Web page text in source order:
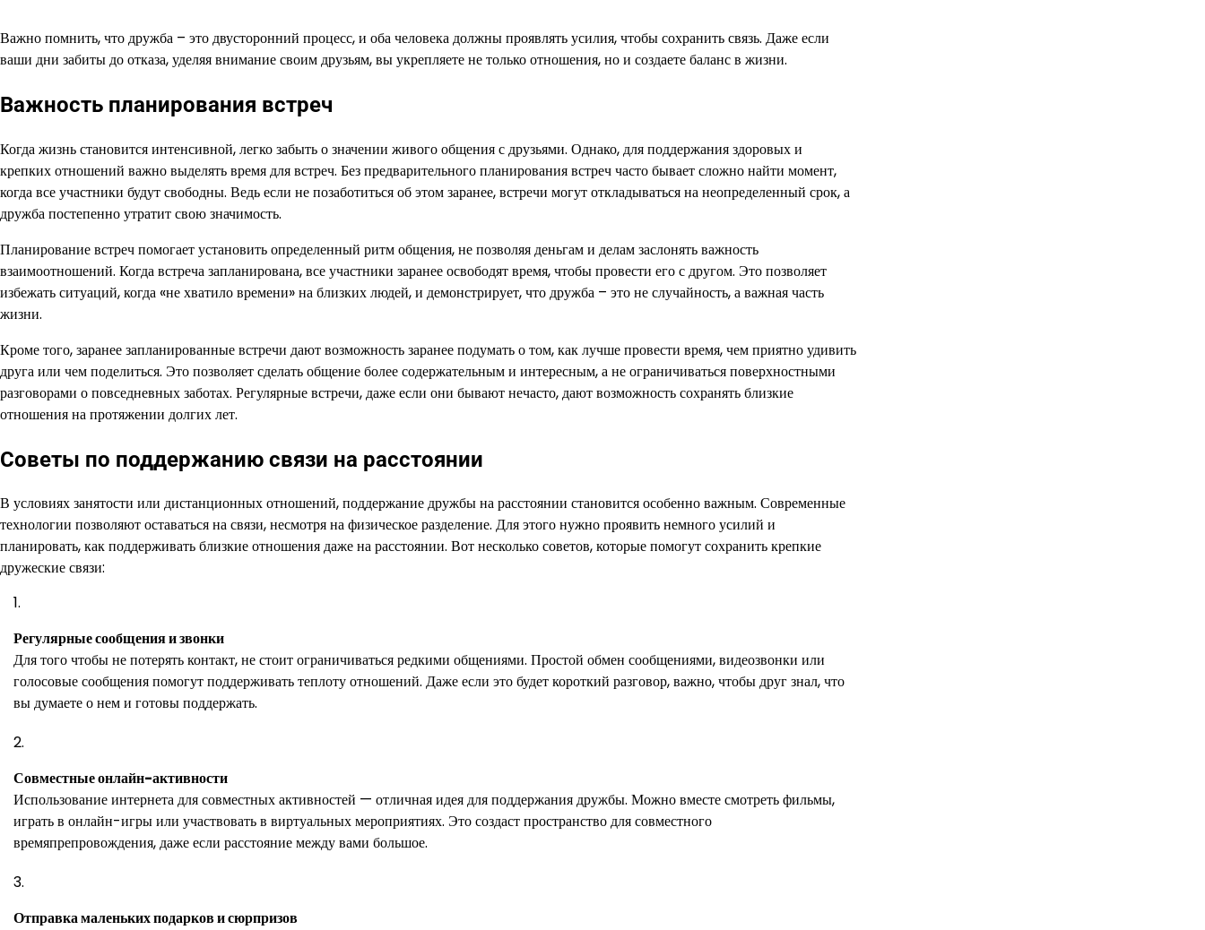
Важно помнить, что дружба – это двусторонний процесс, и оба человека должны проявлять усилия, чтобы сохранить связь. Даже если
ваши дни забиты до отказа, уделяя внимание своим друзьям, вы укрепляете не только отношения, но и создаете баланс в жизни.
Важность планирования встреч
Когда жизнь становится интенсивной, легко забыть о значении живого общения с друзьями. Однако, для поддержания здоровых и
крепких отношений важно выделять время для встреч. Без предварительного планирования встреч часто бывает сложно найти момент,
когда все участники будут свободны. Ведь если не позаботиться об этом заранее, встречи могут откладываться на неопределенный срок, а
дружба постепенно утратит свою значимость.
Планирование встреч помогает установить определенный ритм общения, не позволяя деньгам и делам заслонять важность
взаимоотношений. Когда встреча запланирована, все участники заранее освободят время, чтобы провести его с другом. Это позволяет
избежать ситуаций, когда «не хватило времени» на близких людей, и демонстрирует, что дружба – это не случайность, а важная часть
жизни.
Кроме того, заранее запланированные встречи дают возможность заранее подумать о том, как лучше провести время, чем приятно удивить
друга или чем поделиться. Это позволяет сделать общение более содержательным и интересным, а не ограничиваться поверхностными
разговорами о повседневных заботах. Регулярные встречи, даже если они бывают нечасто, дают возможность сохранять близкие
отношения на протяжении долгих лет.
Советы по поддержанию связи на расстоянии
В условиях занятости или дистанционных отношений, поддержание дружбы на расстоянии становится особенно важным. Современные
технологии позволяют оставаться на связи, несмотря на физическое разделение. Для этого нужно проявить немного усилий и
планировать, как поддерживать близкие отношения даже на расстоянии. Вот несколько советов, которые помогут сохранить крепкие
дружеские связи:
Регулярные сообщения и звонки
Для того чтобы не потерять контакт, не стоит ограничиваться редкими общениями. Простой обмен сообщениями, видеозвонки или
голосовые сообщения помогут поддерживать теплоту отношений. Даже если это будет короткий разговор, важно, чтобы друг знал, что
вы думаете о нем и готовы поддержать.
Совместные онлайн-активности
Использование интернета для совместных активностей — отличная идея для поддержания дружбы. Можно вместе смотреть фильмы,
играть в онлайн-игры или участвовать в виртуальных мероприятиях. Это создаст пространство для совместного
времяпрепровождения, даже если расстояние между вами большое.
Отправка маленьких подарков и сюрпризов